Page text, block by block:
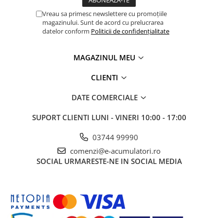
Vreau sa primesc newslettere cu promoțiile
magazinului. Sunt de acord cu prelucrarea
datelor conform Politicii de confidențialitate
MAGAZINUL MEU
CLIENTI
DATE COMERCIALE
SUPORT CLIENTI LUNI - VINERI 10:00 - 17:00
03744 99990
comenzi@e-acumulatori.ro
SOCIAL URMARESTE-NE IN SOCIAL MEDIA